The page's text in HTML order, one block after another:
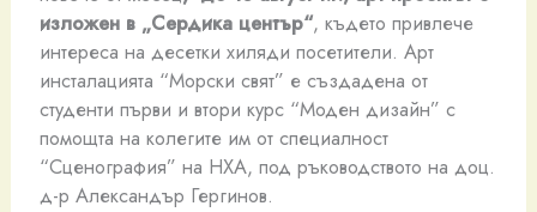
изложен в „Сердика център“, където привлече
интереса на десетки хиляди посетители. Арт
инсталацията “Морски свят” е създадена от
студенти първи и втори курс “Моден дизайн” с
помощта на колегите им от специалност
“Сценография” на НХА, под ръководството на доц.
д-р Александър Гергинов.